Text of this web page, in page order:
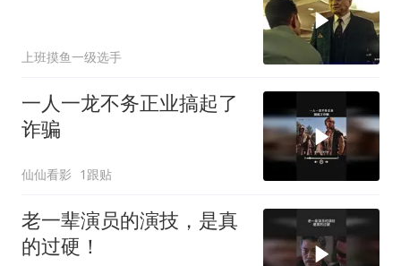
上班摸鱼一级选手
一人一龙不务正业搞起了
诈骗
仙仙看影 1跟贴
老一辈演员的演技，是真
的过硬！